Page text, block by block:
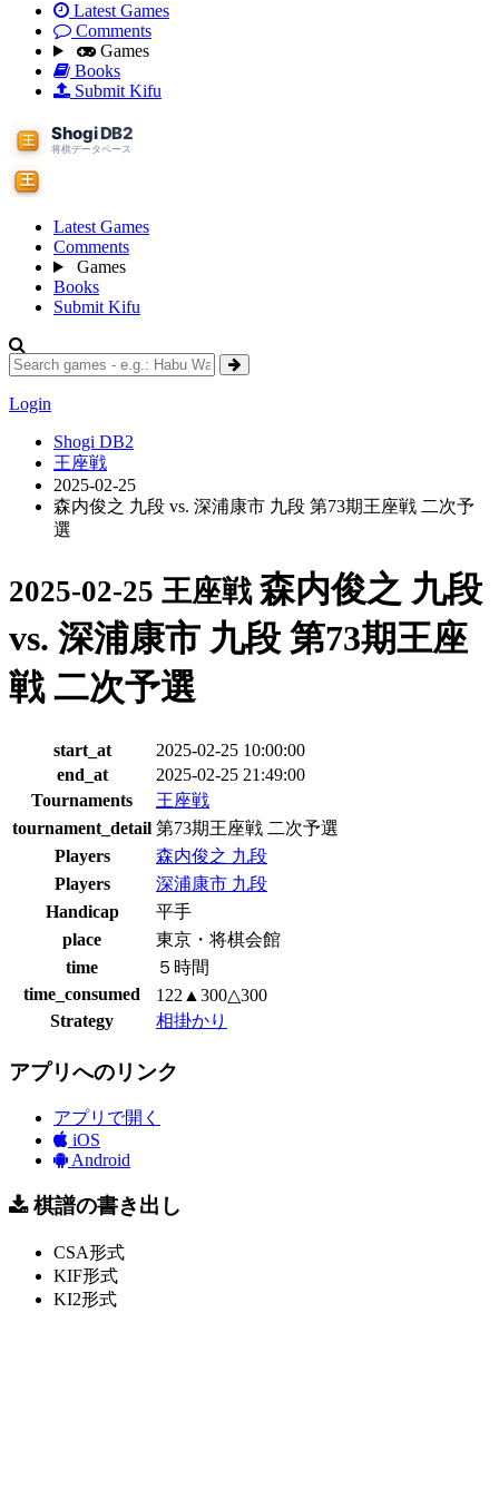
Latest Games
Comments
Games
Books
Submit Kifu
Latest Games
Comments
Games
Books
Submit Kifu
Login
Shogi DB2
王座戦
2025-02-25
森内俊之 九段 vs. 深浦康市 九段 第73期王座戦 二次予
選
2025-02-25 王座戦 森内俊之 九段
vs. 深浦康市 九段 第73期王座
戦 二次予選
start_at
2025-02-25 10:00:00
end_at
2025-02-25 21:49:00
Tournaments
王座戦
tournament_detail 第73期王座戦 二次予選
Players
森内俊之 九段
Players
深浦康市 九段
Handicap
平手
place
東京・将棋会館
time
５時間
time_consumed
122▲300△300
Strategy
相掛かり
アプリへのリンク
アプリで開く
iOS
Android
棋譜の書き出し
CSA形式
KIF形式
KI2形式